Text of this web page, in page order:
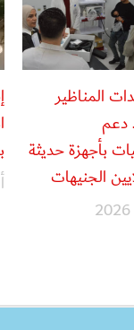
المناظير
دعم
بأجهزة حديثة
الجنيهات